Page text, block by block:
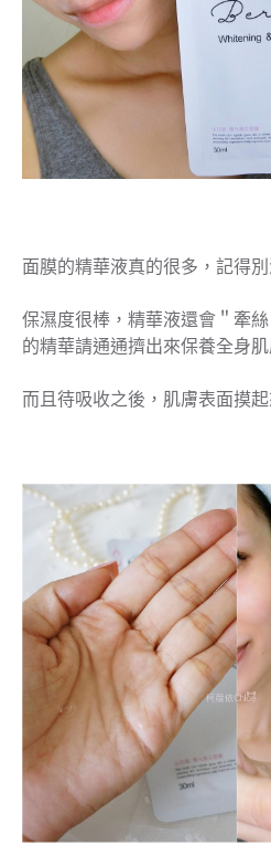
面膜的精華液真的很多，記得
保濕度很棒，精華液還會＂牽
的精華請通通擠出來保養全身肌
而且待吸收之後，肌膚表面摸